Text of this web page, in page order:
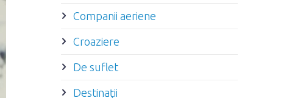
Companii aeriene
Croaziere
De suflet
Destinaţii